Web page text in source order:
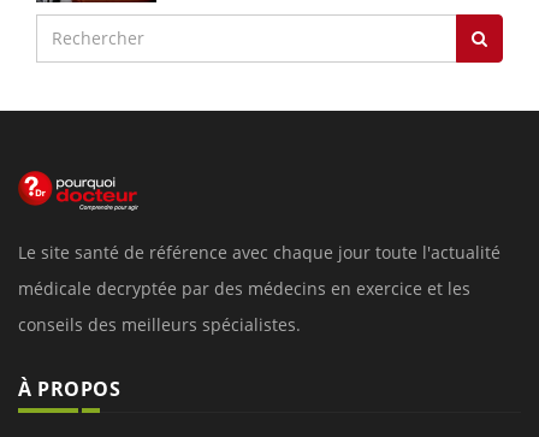
Le site santé de référence avec chaque jour toute l'actualité
médicale decryptée par des médecins en exercice et les
conseils des meilleurs spécialistes.
À PROPOS